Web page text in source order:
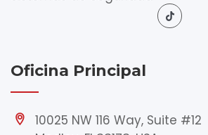
Oficina Principal
10025 NW 116 Way, Suite #12